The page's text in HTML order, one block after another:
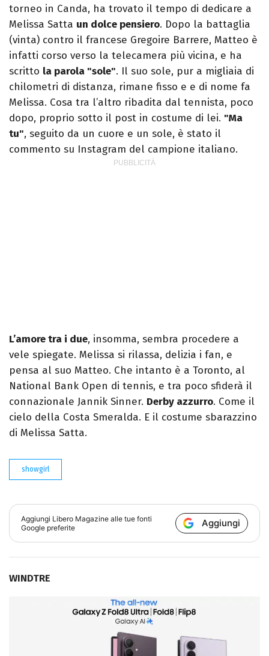
torneo in Canda, ha trovato il tempo di dedicare a
Melissa Satta un dolce pensiero. Dopo la battaglia
(vinta) contro il francese Gregoire Barrere, Matteo è
infatti corso verso la telecamera più vicina, e ha
scritto la parola "sole". Il suo sole, pur a migliaia di
chilometri di distanza, rimane fisso e e di nome fa
Melissa. Cosa tra l’altro ribadita dal tennista, poco
dopo, proprio sotto il post in costume di lei. "Ma
tu", seguito da un cuore e un sole, è stato il
commento su Instagram del campione italiano.
L’amore tra i due, insomma, sembra procedere a
vele spiegate. Melissa si rilassa, delizia i fan, e
pensa al suo Matteo. Che intanto è a Toronto, al
National Bank Open di tennis, e tra poco sfiderà il
connazionale Jannik Sinner. Derby azzurro. Come il
cielo della Costa Smeralda. E il costume sbarazzino
di Melissa Satta.
showgirl
Aggiungi Libero Magazine alle tue fonti
Google preferite
Aggiungi
WINDTRE